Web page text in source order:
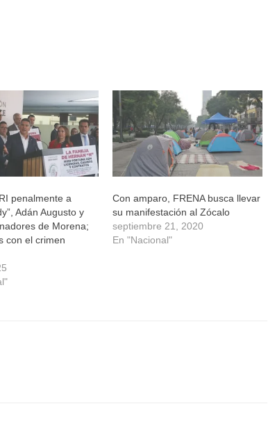
penalmente a
Adán Augusto y
de Morena;
con el crimen
Con amparo, FRENA busca llevar
su manifestación al Zócalo
septiembre 21, 2020
En "Nacional"